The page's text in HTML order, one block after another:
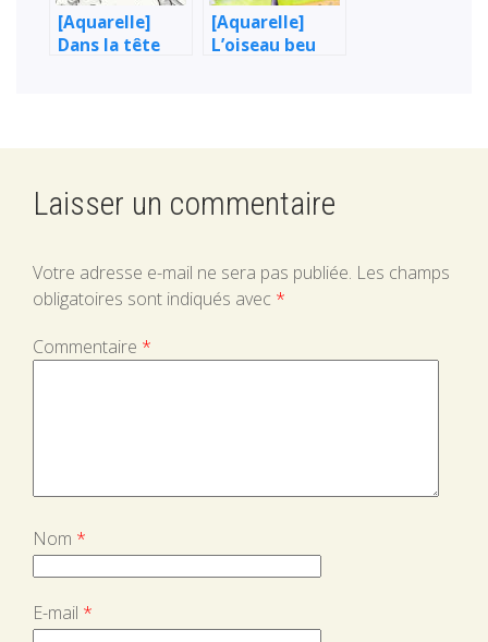
[Aquarelle]
Dans la tête
[Aquarelle]
L’oiseau beu
Laisser un commentaire
Votre adresse e-mail ne sera pas publiée. Les champs
obligatoires sont indiqués avec *
Commentaire *
Nom *
E-mail *